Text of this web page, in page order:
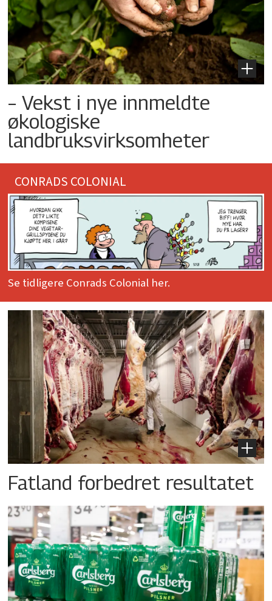
– Vekst i nye innmeldte
økologiske
landbruksvirksomheter
CONRADS COLONIAL
Se tidligere Conrads Colonial her.
Fatland forbedret resultatet